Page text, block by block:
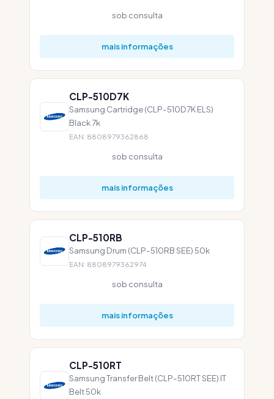
sob consulta
mais informações
CLP-510D7K
Samsung Cartridge (CLP-510D7K ELS)
Black 7k
EAN: 8808979362868
sob consulta
mais informações
CLP-510RB
Samsung Drum (CLP-510RB SEE) 50k
EAN: 8808979362974
sob consulta
mais informações
CLP-510RT
Samsung Transfer Belt (CLP-510RT SEE) IT
Belt 50k